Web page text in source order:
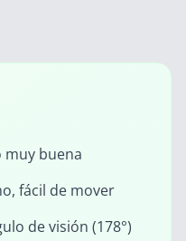
muy buena
fácil de mover
de visión (178°)